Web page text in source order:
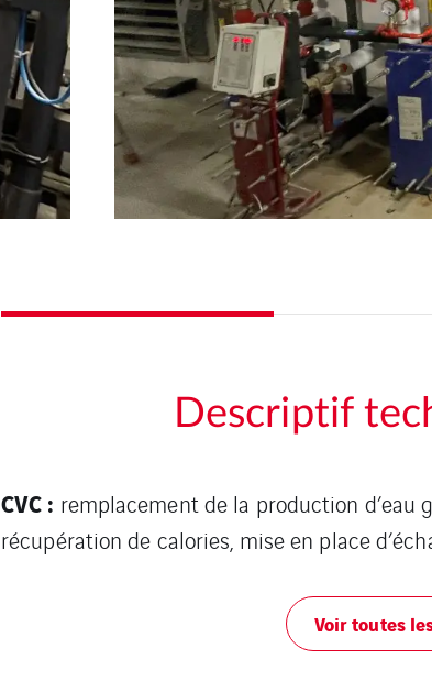
Descriptif
CVC : remplacement de la production
récupération de calories, mise en place
Voir toutes